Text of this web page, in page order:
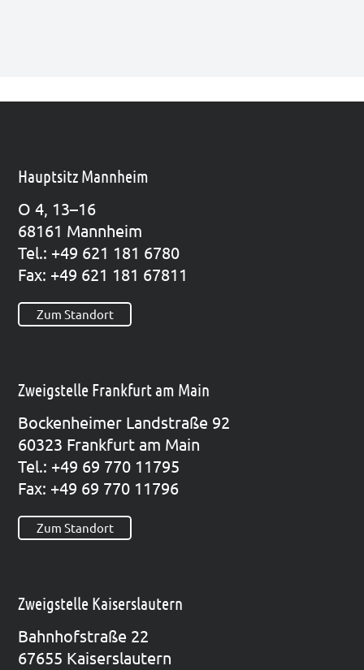
Hauptsitz Mannheim
O 4, 13–16
68161 Mann­heim
Tel.: +49 621 181 6780
Fax: +49 621 181 67811
Zum Standort
Zweigstelle Frankfurt am Main
Bocken­hei­mer Land­stra­ße 92
60323 Frank­furt am Main
Tel.: +49 69 770 11795
Fax: +49 69 770 11796
Zum Standort
Zweigstelle Kaiserslautern
Bahn­hof­stra­ße 22
67655 Kai­sers­lau­tern